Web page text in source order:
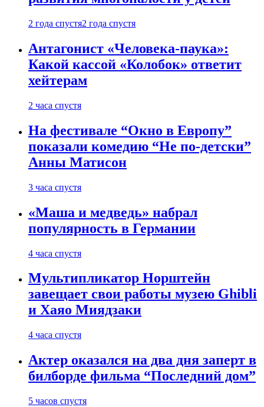
2 года спустя2 года спустя
Антагонист «Человека-паука»:
Какой кассой «Колобок» ответит
хейтерам
2 часа спустя
На фестивале “Окно в Европу”
показали комедию “Не по-детски”
Анны Матисон
3 часа спустя
«Маша и медведь» набрал
популярность в Германии
4 часа спустя
Мультипликатор Норштейн
завещает свои работы музею Ghibli
и Хаяо Миядзаки
4 часа спустя
Актер оказался на два дня заперт в
билборде фильма “Последний дом”
5 часов спустя